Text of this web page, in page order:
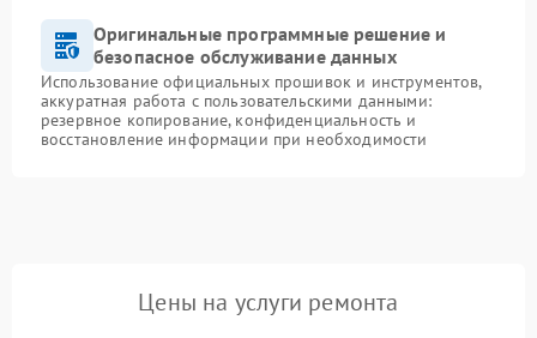
Оригинальные программные решение и
безопасное обслуживание данных
Использование официальных прошивок и инструментов,
аккуратная работа с пользовательскими данными:
резервное копирование, конфиденциальность и
восстановление информации при необходимости
Цены на услуги ремонта